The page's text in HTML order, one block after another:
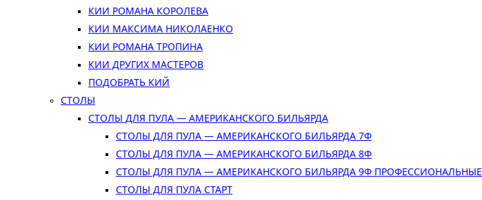
КИИ РОМАНА КОРОЛЕВА
КИИ МАКСИМА НИКОЛАЕНКО
КИИ РОМАНА ТРОПИНА
КИИ ДРУГИХ МАСТЕРОВ
ПОДОБРАТЬ КИЙ
СТОЛЫ
СТОЛЫ ДЛЯ ПУЛА — АМЕРИКАНСКОГО БИЛЬЯРДА
СТОЛЫ ДЛЯ ПУЛА — АМЕРИКАНСКОГО БИЛЬЯРДА 7Ф
СТОЛЫ ДЛЯ ПУЛА — АМЕРИКАНСКОГО БИЛЬЯРДА 8Ф
СТОЛЫ ДЛЯ ПУЛА — АМЕРИКАНСКОГО БИЛЬЯРДА 9Ф ПРОФЕССИОНАЛЬНЫЕ
СТОЛЫ ДЛЯ ПУЛА СТАРТ